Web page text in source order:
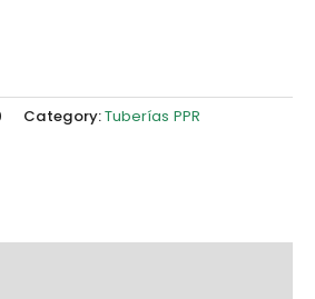
Category:Tuberías PPR